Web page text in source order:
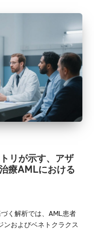
リが示す、アザ
療AMLにおける
く解析では、AML患者
ンおよびベネトクラクス